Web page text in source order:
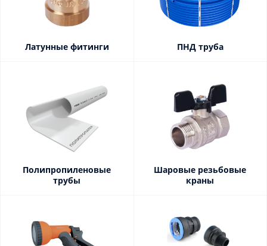
Латунные фитинги ПНД труба
Полипропиленовые
трубы
Шаровые резьбовые
краны